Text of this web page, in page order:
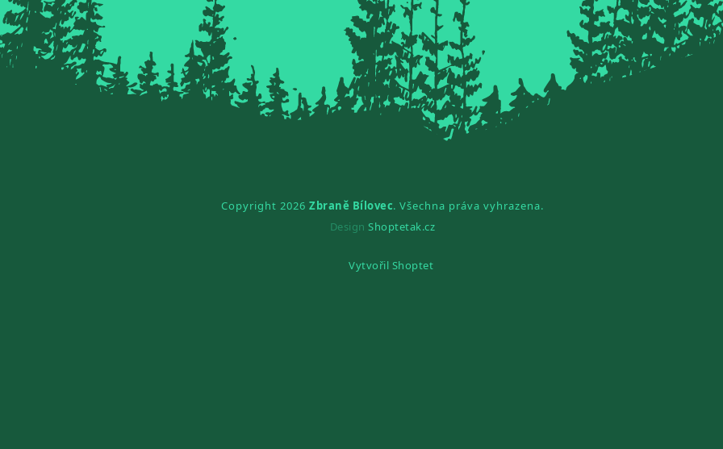
Copyright 2026 Zbraně Bílovec. Všechna práva vyhrazena.
DesignShoptetak.cz
Vytvořil Shoptet